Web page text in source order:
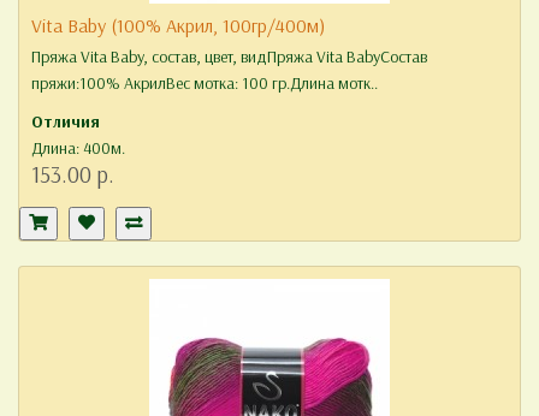
Vita Baby (100% Акрил, 100гр/400м)
Пряжа Vita Baby, состав, цвет, видПряжа Vita BabyСостав
пряжи:100% АкрилВес мотка: 100 гр.Длина мотк..
Отличия
Длина: 400м.
153.00 р.